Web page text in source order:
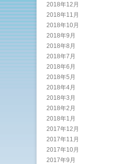
2018年12月
2018年11月
2018年10月
2018年9月
2018年8月
2018年7月
2018年6月
2018年5月
2018年4月
2018年3月
2018年2月
2018年1月
2017年12月
2017年11月
2017年10月
2017年9月